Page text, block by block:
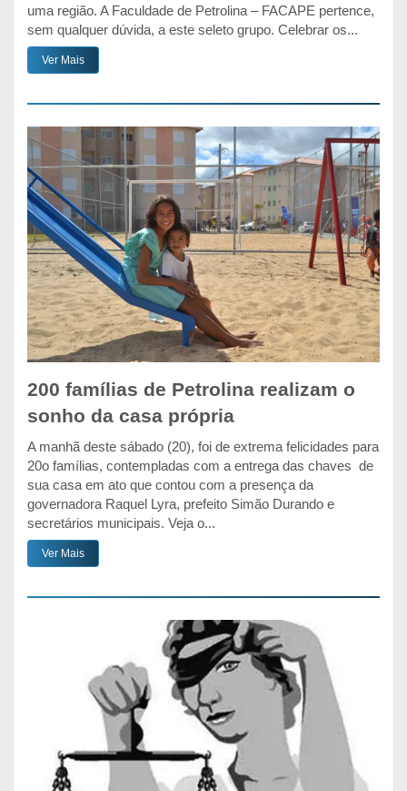
uma região. A Faculdade de Petrolina – FACAPE pertence,
sem qualquer dúvida, a este seleto grupo. Celebrar os...
Ver Mais
200 famílias de Petrolina realizam o
sonho da casa própria
A manhã deste sábado (20), foi de extrema felicidades para
20o famílias, contempladas com a entrega das chaves de
sua casa em ato que contou com a presença da
governadora Raquel Lyra, prefeito Simão Durando e
secretários municipais. Veja o...
Ver Mais